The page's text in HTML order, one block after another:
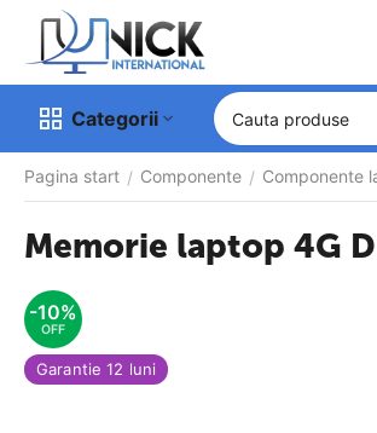
Categorii
Pagina start / Componente / Componente
Memorie laptop 4G
-10%
OFF
Garantie 12 luni